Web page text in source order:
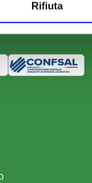
Rifiuta